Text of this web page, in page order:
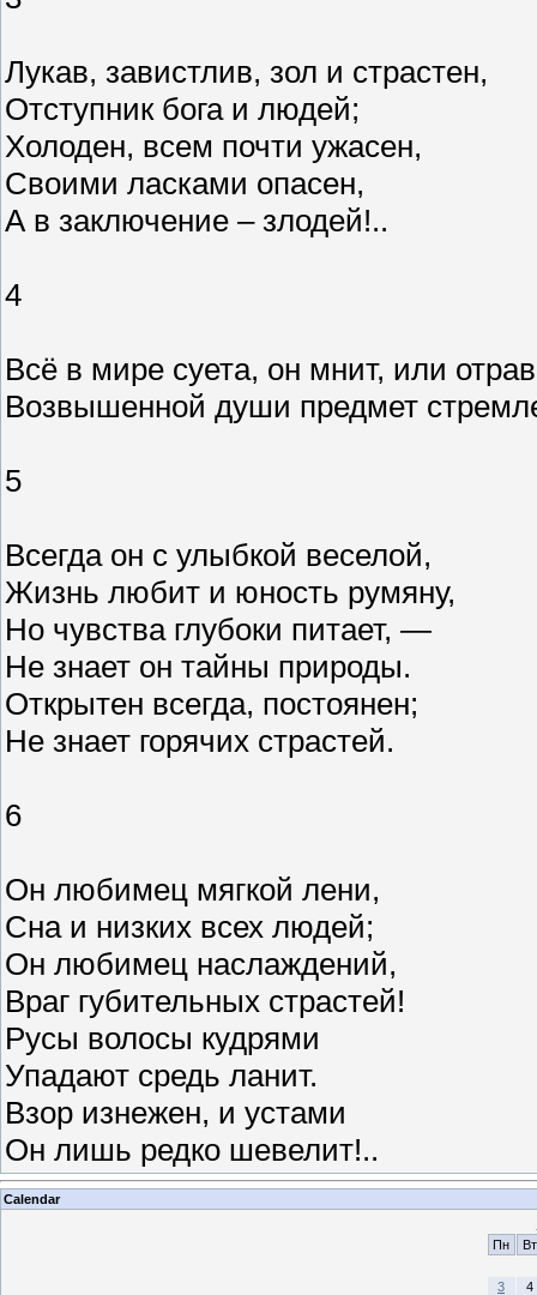
Лукав, завистлив, зол и страстен,
Отступник бога и людей;
Холоден, всем почти ужасен,
Своими ласками опасен,
А в заключение – злодей!..
4
Всё в мире суета, он мнит, или
Возвышенной души предмет
5
Всегда он с улыбкой веселой,
Жизнь любит и юность румяну,
Но чувства глубоки питает, —
Не знает он тайны природы.
Открытен всегда, постоянен;
Не знает горячих страстей.
6
Он любимец мягкой лени,
Сна и низких всех людей;
Он любимец наслаждений,
Враг губительных страстей!
Русы волосы кудрями
Упадают средь ланит.
Взор изнежен, и устами
Он лишь редко шевелит!..
Calendar
Пн
Вт
3 4